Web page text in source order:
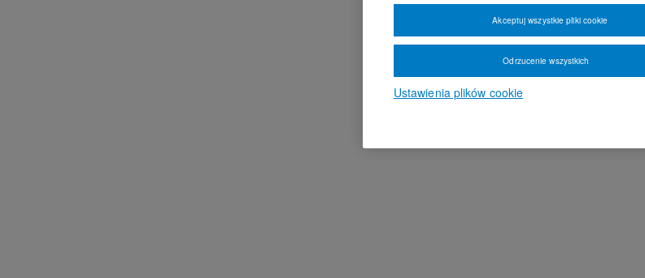
Ustawienia plików cookie
Odrzucenie wszystkich
Akceptuj wszystkie pliki cookie